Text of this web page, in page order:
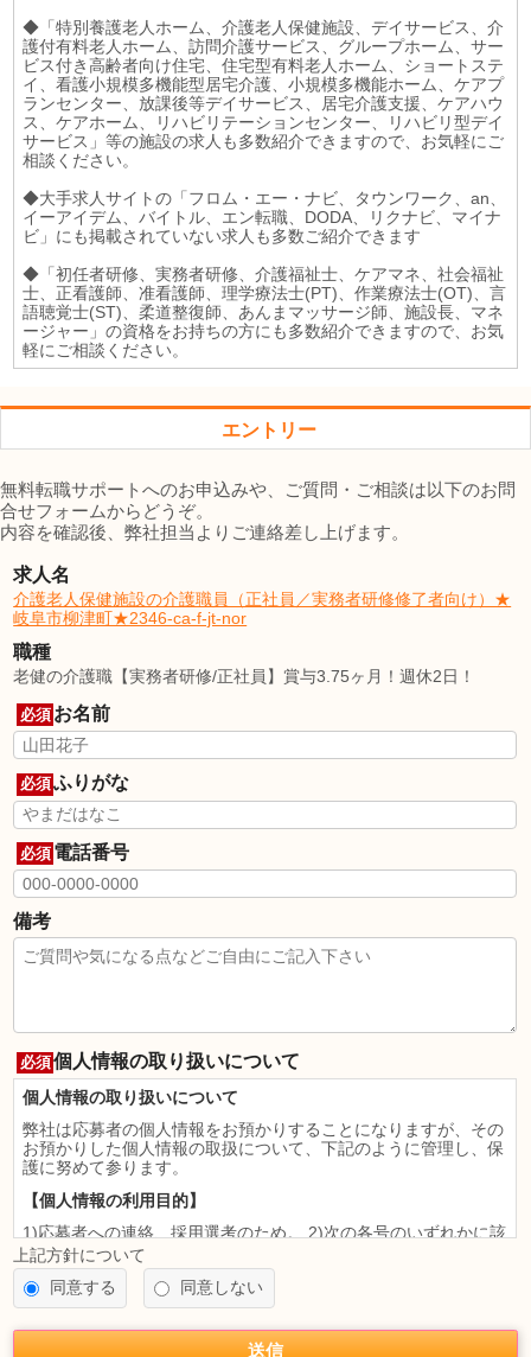
◆「特別養護老人ホーム、介護老人保健施設、デイサービス、介
護付有料老人ホーム、訪問介護サービス、グループホーム、サー
ビス付き高齢者向け住宅、住宅型有料老人ホーム、ショートステ
イ、看護小規模多機能型居宅介護、小規模多機能ホーム、ケアプ
ランセンター、放課後等デイサービス、居宅介護支援、ケアハウ
ス、ケアホーム、リハビリテーションセンター、リハビリ型デイ
サービス」等の施設の求人も多数紹介できますので、お気軽にご
相談ください。
◆大手求人サイトの「フロム・エー・ナビ、タウンワーク、an、
イーアイデム、バイトル、エン転職、DODA、リクナビ、マイナ
ビ」にも掲載されていない求人も多数ご紹介できます
◆「初任者研修、実務者研修、介護福祉士、ケアマネ、社会福祉
士、正看護師、准看護師、理学療法士(PT)、作業療法士(OT)、言
語聴覚士(ST)、柔道整復師、あんまマッサージ師、施設長、マネ
ージャー」の資格をお持ちの方にも多数紹介できますので、お気
軽にご相談ください。
エントリー
無料転職サポートへのお申込みや、ご質問・ご相談は以下のお問
合せフォームからどうぞ。
内容を確認後、弊社担当よりご連絡差し上げます。
求人名
介護老人保健施設の介護職員（正社員／実務者研修修了者向け）★
岐阜市柳津町★2346-ca-f-jt-nor
職種
老健の介護職【実務者研修/正社員】賞与3.75ヶ月！週休2日！
必須 お名前
必須ふりがな
必須 電話番号
備考
必須個人情報の取り扱いについて
個人情報の取り扱いについて
弊社は応募者の個人情報をお預かりすることになりますが、その
お預かりした個人情報の取扱について、下記のように管理し、保
護に努めて参ります。
【個人情報の利用目的】
1)応募者への連絡、採用選考のため。 2)次の各号のいずれかに該
当すると認められる場合には、利用目的の達成に必要な範囲を超
えて個人情報を利用することがあります。
法令に基づく場合
て、本人の同意を得ることが困難であるとき
上記方針について
同意する
同意しない
送信